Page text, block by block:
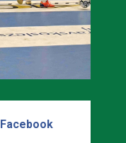
Facebook